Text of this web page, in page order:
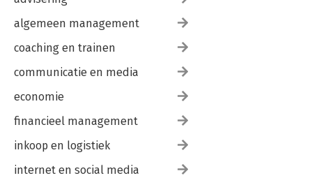
algemeen management
coaching en trainen
communicatie en media
economie
financieel management
inkoop en logistiek
internet en social media